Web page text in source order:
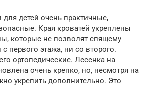
детей очень практичные,
Края кроватей укреплены
которые не позволят спящему
с первого этажа, ни со второго.
ортопедические. Лесенка на
очень крепко, но, несмотря на
укрепить дополнительно. Это